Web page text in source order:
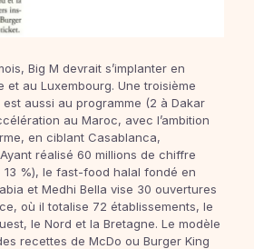
Big M devrait s’implanter en
et au Luxembourg. Une troisième
aussi au programme (2 à Dakar
au Maroc, avec l’ambition
en ciblant Casablanca,
réalisé 60 millions de chiffre
13 %), le fast-food halal fondé en
et Medhi Bella vise 30 ouvertures
où il totalise 72 établissements, le
le Nord et la Bretagne. Le modèle
recettes de McDo ou Burger King